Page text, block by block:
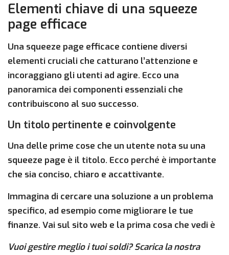
Elementi chiave di una squeeze
page efficace
Una squeeze page efficace contiene diversi
elementi cruciali che catturano l’attenzione e
incoraggiano gli utenti ad agire. Ecco una
panoramica dei componenti essenziali che
contribuiscono al suo successo.
Un titolo pertinente e coinvolgente
Una delle prime cose che un utente nota su una
squeeze page è il titolo. Ecco perché è importante
che sia conciso, chiaro e accattivante.
Immagina di cercare una soluzione a un problema
specifico, ad esempio come migliorare le tue
finanze. Vai sul sito web e la prima cosa che vedi è
Vuoi gestire meglio i tuoi soldi? Scarica la nostra